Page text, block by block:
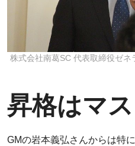
株式会社南葛SC 代表取締役ゼ
昇格はマ
GMの岩本義弘さんからは特